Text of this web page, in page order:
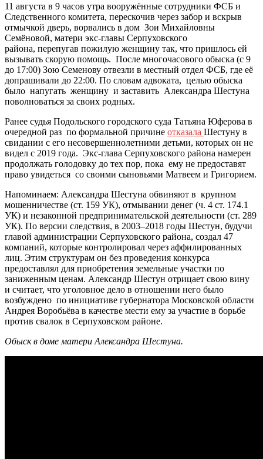
11 августа в 9 часов утра вооружённые сотрудники ФСБ и
Следственного комитета, перескочив через забор и вскрыв
отмычкой дверь, ворвались в дом Зои Михайловны
Семёновой, матери экс-главы Серпуховского
района, перепугав пожилую женщину так, что пришлось ей
вызывать скорую помощь. После многочасового обыска (с 9
до 17:00) Зою Семенову отвезли в местный отдел ФСБ, где её
допрашивали до 22:00. По словам адвоката, целью обыска
было напугать женщину и заставить Александра Шестуна
поволноваться за своих родных.
Ранее судья Подольского городского суда Татьяна Юферова в
очередной раз по формальной причине отказала Шестуну в
свидании с его несовершеннолетними детьми, которых он не
видел с 2019 года. Экс-глава Серпуховского района намерен
продолжать голодовку до тех пор, пока ему не предоставят
право увидеться со своими сыновьями Матвеем и Григорием.
Напоминаем: Александра Шестуна обвиняют в крупном
мошенничестве (ст. 159 УК), отмывании денег (ч. 4 ст. 174.1
УК) и незаконной предпринимательской деятельности (ст. 289
УК). По версии следствия, в 2003–2018 годы Шестун, будучи
главой администрации Серпуховского района, создал 47
компаний, которые контролировал через аффилированных
лиц. Этим структурам он без проведения конкурса
предоставлял для приобретения земельные участки по
заниженным ценам. Александр Шестун отрицает свою вину
и считает, что уголовное дело в отношении него было
возбуждено по инициативе губернатора Московской области
Андрея Воробьёва в качестве мести ему за участие в борьбе
против свалок в Серпуховском районе.
Обыск в доме матери Александра Шестуна.